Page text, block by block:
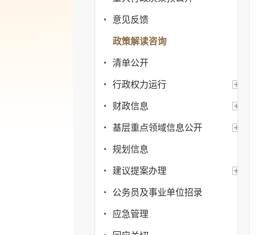
意见反馈
政策解读咨询
清单公开
行政权力运行
财政信息
基层重点领域信息公开
规划信息
建议提案办理
公务员及事业单位招录
应急管理